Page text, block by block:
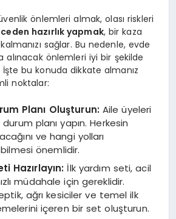
önlemleri almak, olası riskleri
hazırlık yapmak, bir kaza
sağlar. Bu nedenle, evde
alınacak önlemleri iyi bir şekilde
bu konuda dikkate almanız
noktalar:
Planı Oluşturun: Aile üyeleri
planı yapın. Herkesin
ve hangi yolları
bilmesi önemlidir.
Hazırlayın: İlk yardım seti, acil
müdahale için gereklidir.
ağrı kesiciler ve temel ilk
içeren bir set oluşturun.